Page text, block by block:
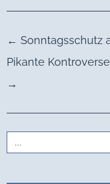
← Sonntagsschutz
Pikante
→
Search
for: